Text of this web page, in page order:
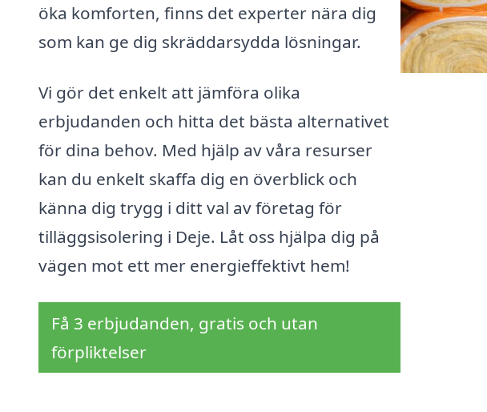
öka komforten, finns det experter nära dig
som kan ge dig skräddarsydda lösningar.
Vi gör det enkelt att jämföra olika
erbjudanden och hitta det bästa alternativet
för dina behov. Med hjälp av våra resurser
kan du enkelt skaffa dig en överblick och
känna dig trygg i ditt val av företag för
tilläggsisolering i Deje. Låt oss hjälpa dig på
vägen mot ett mer energieffektivt hem!
Få 3 erbjudanden, gratis och utan
förpliktelser